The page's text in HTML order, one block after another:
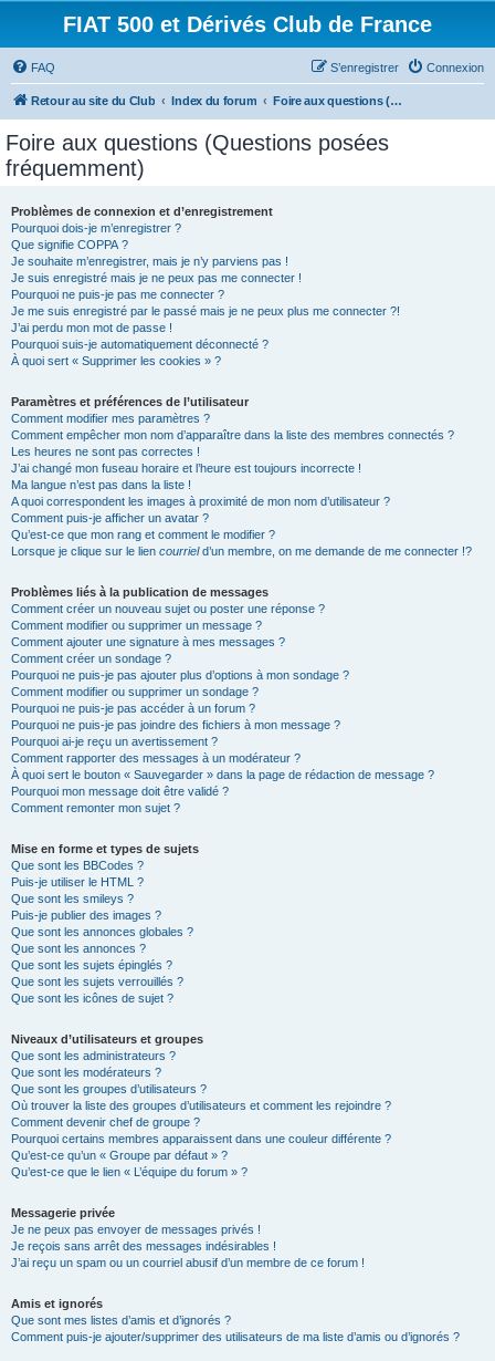
FIAT 500 et Dérivés Club de France
FAQ Connexion
S’enregistrer
Retour au site du Club Index du forum Foire aux questions (Questions posées fréquemment)
Foire aux questions (Questions posées
fréquemment)
Problèmes de connexion et d’enregistrement
Pourquoi dois-je m’enregistrer ?
Que signifie COPPA ?
Je souhaite m’enregistrer, mais je n’y parviens pas !
Je suis enregistré mais je ne peux pas me connecter !
Pourquoi ne puis-je pas me connecter ?
Je me suis enregistré par le passé mais je ne peux plus me connecter ?!
J’ai perdu mon mot de passe !
Pourquoi suis-je automatiquement déconnecté ?
À quoi sert « Supprimer les cookies » ?
Paramètres et préférences de l’utilisateur
Comment modifier mes paramètres ?
Comment empêcher mon nom d’apparaître dans la liste des membres connectés ?
Les heures ne sont pas correctes !
J’ai changé mon fuseau horaire et l’heure est toujours incorrecte !
Ma langue n’est pas dans la liste !
A quoi correspondent les images à proximité de mon nom d’utilisateur ?
Comment puis-je afficher un avatar ?
Qu’est-ce que mon rang et comment le modifier ?
Lorsque je clique sur le lien courrield’un membre, on me demande de me connecter !?
Problèmes liés à la publication de messages
Comment créer un nouveau sujet ou poster une réponse ?
Comment modifier ou supprimer un message ?
Comment ajouter une signature à mes messages ?
Comment créer un sondage ?
Pourquoi ne puis-je pas ajouter plus d’options à mon sondage ?
Comment modifier ou supprimer un sondage ?
Pourquoi ne puis-je pas accéder à un forum ?
Pourquoi ne puis-je pas joindre des fichiers à mon message ?
Pourquoi ai-je reçu un avertissement ?
Comment rapporter des messages à un modérateur ?
À quoi sert le bouton « Sauvegarder » dans la page de rédaction de message ?
Pourquoi mon message doit être validé ?
Comment remonter mon sujet ?
Mise en forme et types de sujets
Que sont les BBCodes ?
Puis-je utiliser le HTML ?
Que sont les smileys ?
Puis-je publier des images ?
Que sont les annonces globales ?
Que sont les annonces ?
Que sont les sujets épinglés ?
Que sont les sujets verrouillés ?
Que sont les icônes de sujet ?
Niveaux d’utilisateurs et groupes
Que sont les administrateurs ?
Que sont les modérateurs ?
Que sont les groupes d’utilisateurs ?
Où trouver la liste des groupes d’utilisateurs et comment les rejoindre ?
Comment devenir chef de groupe ?
Pourquoi certains membres apparaissent dans une couleur différente ?
Qu’est-ce qu’un « Groupe par défaut » ?
Qu’est-ce que le lien « L’équipe du forum » ?
Messagerie privée
Je ne peux pas envoyer de messages privés !
Je reçois sans arrêt des messages indésirables !
J’ai reçu un spam ou un courriel abusif d’un membre de ce forum !
Amis et ignorés
Que sont mes listes d’amis et d’ignorés ?
Comment puis-je ajouter/supprimer des utilisateurs de ma liste d’amis ou d’ignorés ?